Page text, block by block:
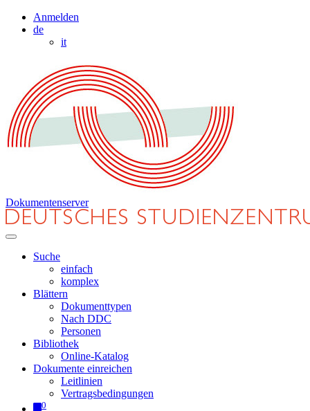
Anmelden
de
it
Dokumentenserver
Suche
einfach
komplex
Blättern
Dokumenttypen
Nach DDC
Personen
Bibliothek
Online-Katalog
Dokumente einreichen
Leitlinien
Vertragsbedingungen
0